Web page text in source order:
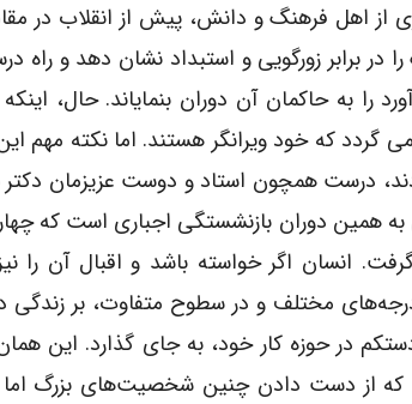
از اهل فرهنگ و دانش، پیش از انقلاب در
در برابر زورگویی و استبداد نشان دهد و
را به حاکمان آن دوران بنمایاند. حال،
گردد که خود ویرانگر هستند. اما نکته
درست همچون استاد و دوست عزیزمان دکتر
به همین دوران بازنشستگی اجباری است که
انسان اگر خواسته باشد و اقبال آن را
مختلف و در سطوح متفاوت، بر زندگی
در حوزه کار خود، به جای گذارد. این
از دست دادن چنین شخصیت‌های بزرگ اما